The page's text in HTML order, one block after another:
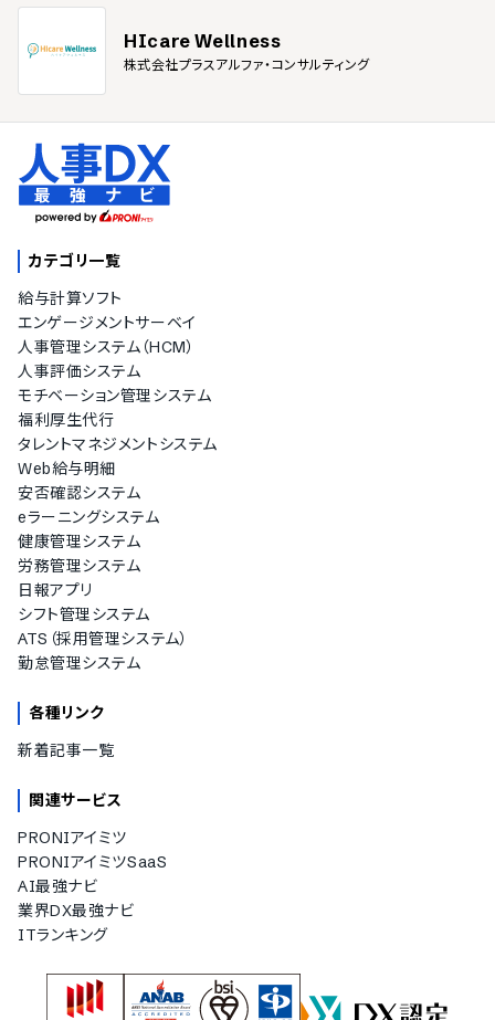
HIcare Wellness
株式会社プラスアルファ・コンサルティング
カテゴリ一覧
給与計算ソフト
エンゲージメントサーベイ
人事管理システム（HCM）
人事評価システム
モチベーション管理システム
福利厚生代行
タレントマネジメントシステム
Web給与明細
安否確認システム
eラーニングシステム
健康管理システム
労務管理システム
日報アプリ
シフト管理システム
ATS（採用管理システム）
勤怠管理システム
各種リンク
新着記事一覧
関連サービス
PRONIアイミツ
PRONIアイミツSaaS
AI最強ナビ
業界DX最強ナビ
ITランキング